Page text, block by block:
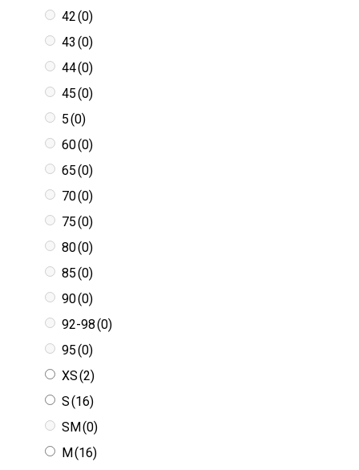
42(0)
43 (0)
44(0)
45(0)
5(0)
60(0)
65(0)
70(0)
75(0)
80(0)
85(0)
90(0)
92-98(0)
95(0)
XS(2)
S(16)
SM (0)
M (16)